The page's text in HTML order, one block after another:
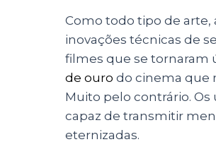
a
ts
A
p
p
c
e
b
o
o
k
e
dI
n
Como todo tipo de arte,
inovações técnicas de
filmes que se tornaram
de ouro do cinema que
Muito pelo contrário.
capaz de transmitir
eternizadas.